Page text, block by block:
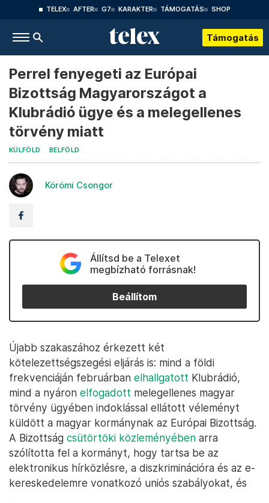
TELEX AFTER G7 KARAKTER TÁMOGATÁS SHOP
Támogatás
Perrel fenyegeti az Európai
Bizottság Magyarországot a
Klubrádió ügye és a melegellenes
törvény miatt
KÜLFÖLD BELFÖLD
Körömi Csongor
Állítsd be a Telexet
megbízható forrásnak!
Beállítom
Újabb szakaszához érkezett két
kötelezettségszegési eljárás is: mind a földi
frekvenciáján februárban elhallgatott Klubrádió,
mind a nyáron elfogadott melegellenes magyar
törvény ügyében indoklással ellátott véleményt
küldött a magyar kormánynak az Európai Bizottság.
A Bizottság csütörtöki közleményében arra
szólította fel a kormányt, hogy tartsa be az
elektronikus hírközlésre, a diszkriminációra és az e-
kereskedelemre vonatkozó uniós szabályokat, és